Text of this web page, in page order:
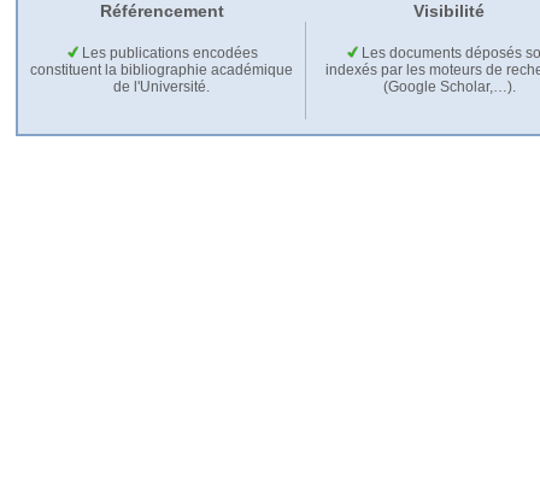
Référencement Visibilité
Les publications encodées
constituent la bibliographie académique
de l'Université.
Les documents déposés
indexés par les moteurs de
(Google Scholar,…).